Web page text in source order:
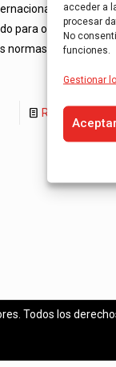
acceder a
procesar
No
funciones.
Gestionar
de
para obtener
normas
Read more
Todos los